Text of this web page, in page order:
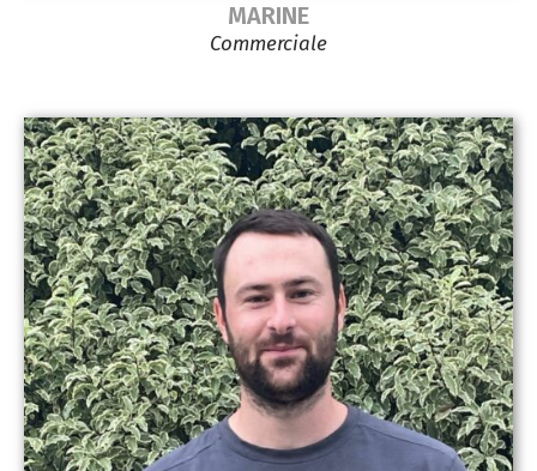
MARINE
Commerciale